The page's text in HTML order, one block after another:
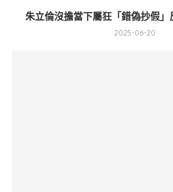
朱立倫沒擔當下屬狂「錯偽抄假
2025-06-20